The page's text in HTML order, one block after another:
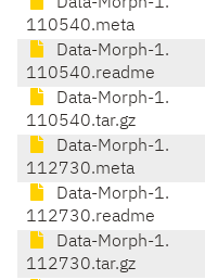
110540.meta
Data-Morph-1.
110540.readme
Data-Morph-1.
110540.tar.gz
Data-Morph-1.
112730.meta
Data-Morph-1.
112730.readme
Data-Morph-1.
112730.tar.gz